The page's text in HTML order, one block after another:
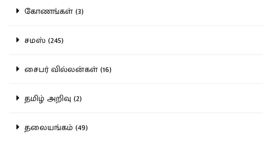
கோணங்கள் (3)
சமஸ் (245)
சைபர் வில்லன்கள் (16)
தமிழ் அறிவு (2)
தலையங்கம் (49)